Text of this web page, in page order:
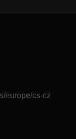
europe/cs-cz